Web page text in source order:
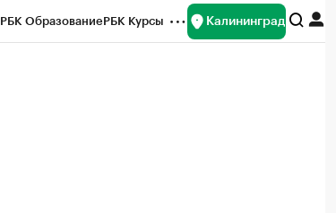
РБК ОбразованиеРБК Курсы Калининград